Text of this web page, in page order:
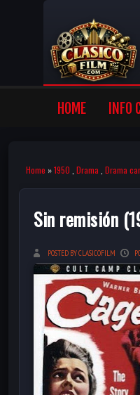
HOME INFO
Home »1950 Drama Drama
Sin remisión
POSTED BY CLASICOFILM